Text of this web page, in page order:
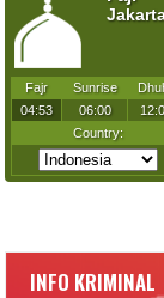
INFO KRIMINAL